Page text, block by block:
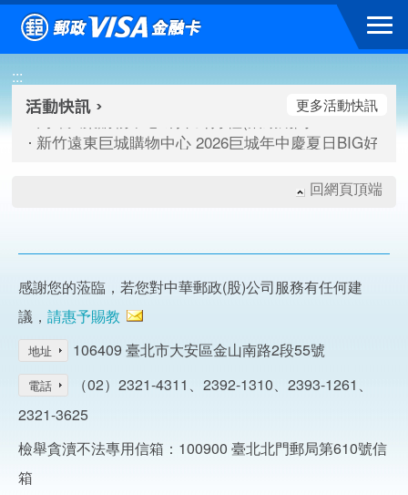
跳到主要內容區塊
:::
高雄大樂購物中心 刷卡郵好禮(活動期間：115/08/07-
臺北三創生活 有點東西第2波 刷卡郵好禮(活動期間：
高雄大樂購物中心 刷卡郵好禮(活動期間：115/08/07-
新竹遠東巨城購物中心 2026巨城年中慶夏日BIG好刷(
更多活動快訊
回網頁頂端
感謝您的蒞臨，若您對中華郵政(股)公司服務有任何建
議， 請惠予賜教
地址 106409 臺北市大安區金山南路2段55號
電話
（02）2321-4311、2392-1310、2393-1261、
2321-3625
檢舉貪瀆不法專用信箱：100900 臺北北門郵局第610號信
箱